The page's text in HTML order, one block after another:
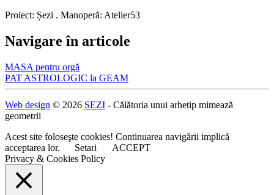
Proiect: Șezi . Manoperă: Atelier53
Navigare în articole
MASA pentru orgă
PAT ASTROLOGIC la GEAM
Web design © 2026 SEZI - Călătoria unui arhetip mimează
geometrii
Acest site foloseşte cookies! Continuarea navigării implică
acceptarea lor.
Setari
ACCEPT
Privacy & Cookies Policy